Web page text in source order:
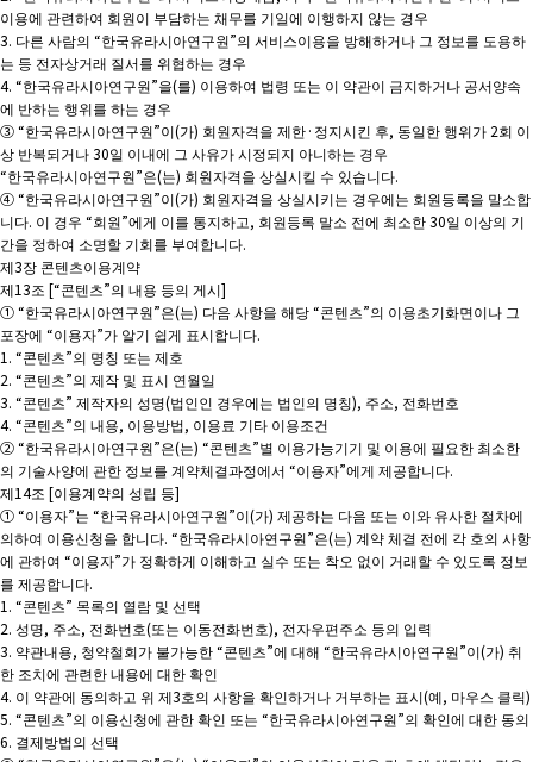
이용에 관련하여 회원이 부담하는 채무를 기일에 이행하지 않는 경우
3. 다른 사람의 “한국유라시아연구원”의 서비스이용을 방해하거나 그 정보를 도용하
는 등 전자상거래 질서를 위협하는 경우
4. “한국유라시아연구원”을(를) 이용하여 법령 또는 이 약관이 금지하거나 공서양속
에 반하는 행위를 하는 경우
③ “한국유라시아연구원”이(가) 회원자격을 제한·정지시킨 후, 동일한 행위가 2회 이
상 반복되거나 30일 이내에 그 사유가 시정되지 아니하는 경우
“한국유라시아연구원”은(는) 회원자격을 상실시킬 수 있습니다.
④ “한국유라시아연구원”이(가) 회원자격을 상실시키는 경우에는 회원등록을 말소합
니다. 이 경우 “회원”에게 이를 통지하고, 회원등록 말소 전에 최소한 30일 이상의 기
간을 정하여 소명할 기회를 부여합니다.
제3장 콘텐츠이용계약
제13조 [“콘텐츠”의 내용 등의 게시]
① “한국유라시아연구원”은(는) 다음 사항을 해당 “콘텐츠”의 이용초기화면이나 그
포장에 “이용자”가 알기 쉽게 표시합니다.
1. “콘텐츠”의 명칭 또는 제호
2. “콘텐츠”의 제작 및 표시 연월일
3. “콘텐츠” 제작자의 성명(법인인 경우에는 법인의 명칭), 주소, 전화번호
4. “콘텐츠”의 내용, 이용방법, 이용료 기타 이용조건
② “한국유라시아연구원”은(는) “콘텐츠”별 이용가능기기 및 이용에 필요한 최소한
의 기술사양에 관한 정보를 계약체결과정에서 “이용자”에게 제공합니다.
제14조 [이용계약의 성립 등]
① “이용자”는 “한국유라시아연구원”이(가) 제공하는 다음 또는 이와 유사한 절차에
의하여 이용신청을 합니다. “한국유라시아연구원”은(는) 계약 체결 전에 각 호의 사항
에 관하여 “이용자”가 정확하게 이해하고 실수 또는 착오 없이 거래할 수 있도록 정보
를 제공합니다.
1. “콘텐츠” 목록의 열람 및 선택
2. 성명, 주소, 전화번호(또는 이동전화번호), 전자우편주소 등의 입력
3. 약관내용, 청약철회가 불가능한 “콘텐츠”에 대해 “한국유라시아연구원”이(가) 취
한 조치에 관련한 내용에 대한 확인
4. 이 약관에 동의하고 위 제3호의 사항을 확인하거나 거부하는 표시(예, 마우스 클릭)
5. “콘텐츠”의 이용신청에 관한 확인 또는 “한국유라시아연구원”의 확인에 대한 동의
6. 결제방법의 선택